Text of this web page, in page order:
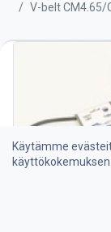
V-belt CM4.65/
26,17€
Käytämme